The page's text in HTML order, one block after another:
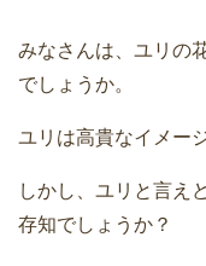
みなさんは、ユリの
でしょうか。
ユリは高貴なイメー
しかし、ユリと言え
存知でしょうか？